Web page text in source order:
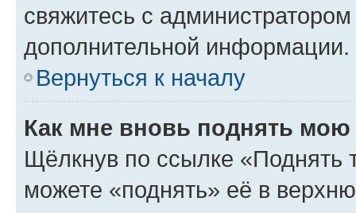
свяжитесь с
дополнительной информации.
Вернуться к началу
Как мне вновь поднять мою
Щёлкнув по ссылке «Поднять
можете «поднять» её в